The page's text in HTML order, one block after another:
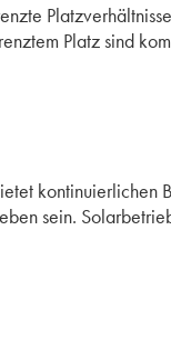
Platz sind
kontinuierlichen
sein.